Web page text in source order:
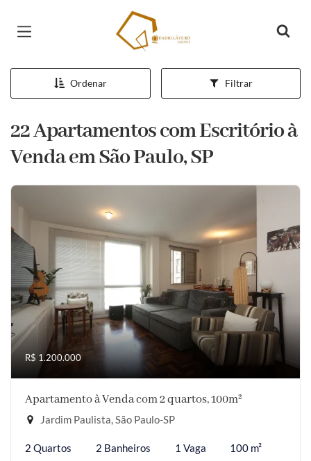
Página inicial
Ordenar Filtrar
22 Apartamentos com Escritório à
Venda em São Paulo, SP
R$ 1.200.000
Apartamento à Venda com 2 quartos, 100m²
Jardim Paulista, São Paulo-SP
2 Quartos 2 Banheiros 1 Vaga 100 m²